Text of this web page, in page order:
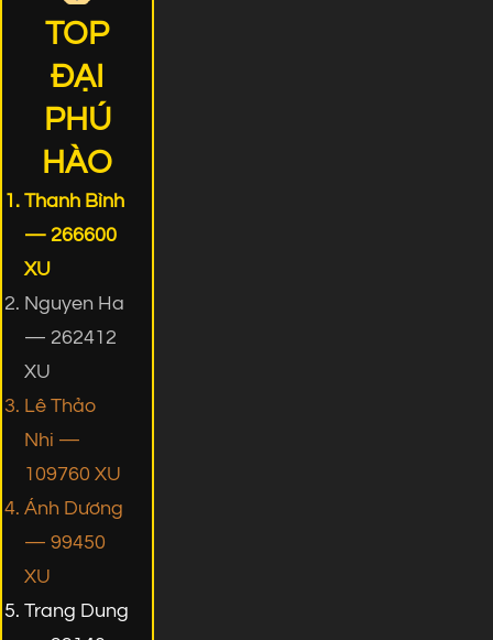
TOP
ĐẠI
PHÚ
HÀO
Thanh Bình
— 266600
XU
Nguyen Ha
— 262412
XU
Lê Thảo
Nhi —
109760 XU
Ánh Dương
— 99450
XU
Trang Dung